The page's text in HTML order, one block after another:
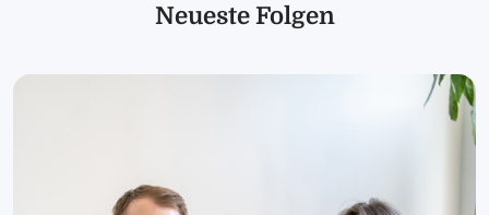
Neueste Folgen